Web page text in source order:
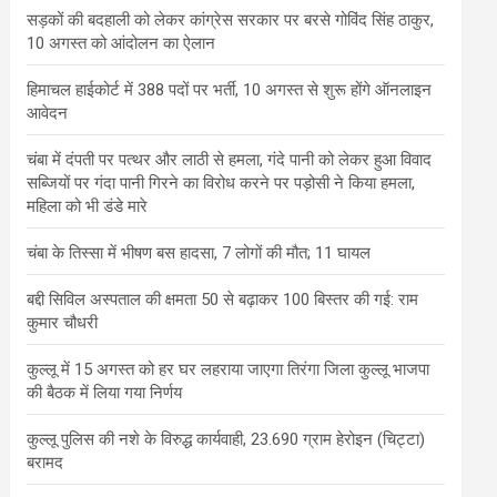
सड़कों की बदहाली को लेकर कांग्रेस सरकार पर बरसे गोविंद सिंह ठाकुर,
10 अगस्त को आंदोलन का ऐलान
हिमाचल हाईकोर्ट में 388 पदों पर भर्ती, 10 अगस्त से शुरू होंगे ऑनलाइन
आवेदन
चंबा में दंपती पर पत्थर और लाठी से हमला, गंदे पानी को लेकर हुआ विवाद
सब्जियों पर गंदा पानी गिरने का विरोध करने पर पड़ोसी ने किया हमला,
महिला को भी डंडे मारे
चंबा के तिस्सा में भीषण बस हादसा, 7 लोगों की मौत; 11 घायल
बद्दी सिविल अस्पताल की क्षमता 50 से बढ़ाकर 100 बिस्तर की गई: राम
कुमार चौधरी
कुल्लू में 15 अगस्त को हर घर लहराया जाएगा तिरंगा जिला कुल्लू भाजपा
की बैठक में लिया गया निर्णय
कुल्लू पुलिस की नशे के विरुद्ध कार्यवाही, 23.690 ग्राम हेरोइन (चिट्टा)
बरामद